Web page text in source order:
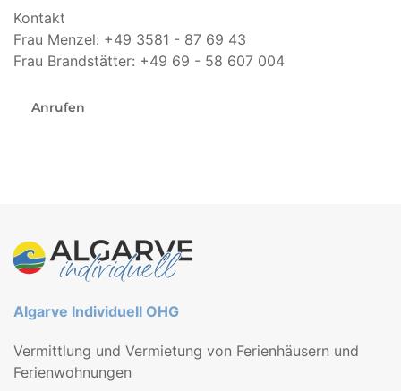
Kontakt
Frau Menzel: +49 3581 - 87 69 43
Frau Brandstätter: +49 69 - 58 607 004
Anrufen
Algarve Individuell OHG
Vermittlung und Vermietung von Ferienhäusern und
Ferienwohnungen